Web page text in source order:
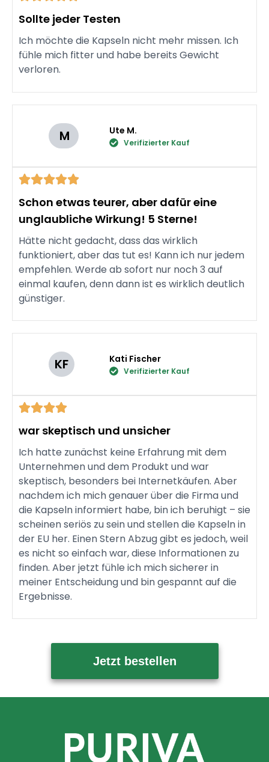
Sollte jeder Testen
Ich möchte die Kapseln nicht mehr missen. Ich
fühle mich fitter und habe bereits Gewicht
verloren.
M Ute M.
Verifizierter Kauf
Schon etwas teurer, aber dafür eine
unglaubliche Wirkung! 5 Sterne!
Hätte nicht gedacht, dass das wirklich
funktioniert, aber das tut es! Kann ich nur jedem
empfehlen. Werde ab sofort nur noch 3 auf
einmal kaufen, denn dann ist es wirklich deutlich
günstiger.
KF Kati Fischer
Verifizierter Kauf
war skeptisch und unsicher
Ich hatte zunächst keine Erfahrung mit dem
Unternehmen und dem Produkt und war
skeptisch, besonders bei Internetkäufen. Aber
nachdem ich mich genauer über die Firma und
die Kapseln informiert habe, bin ich beruhigt – sie
scheinen seriös zu sein und stellen die Kapseln in
der EU her. Einen Stern Abzug gibt es jedoch, weil
es nicht so einfach war, diese Informationen zu
finden. Aber jetzt fühle ich mich sicherer in
meiner Entscheidung und bin gespannt auf die
Ergebnisse.
Jetzt bestellen